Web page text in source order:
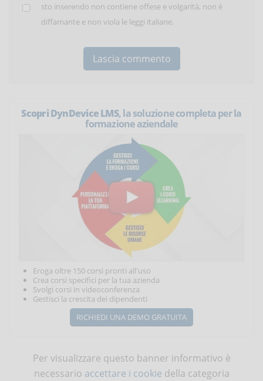
sto inserendo non contiene offese e volgarità, non è
diffamante e non viola le leggi italiane.
Scopri DynDevice LMS, la soluzione completa per la
formazione aziendale
Eroga oltre 150 corsi pronti all'uso
Crea corsi specifici per la tua azienda
Svolgi corsi in videoconferenza
Gestisci la crescita dei dipendenti
RICHIEDI UNA DEMO GRATUITA
Per visualizzare questo banner informativo è
necessario accettare i cookie della categoria